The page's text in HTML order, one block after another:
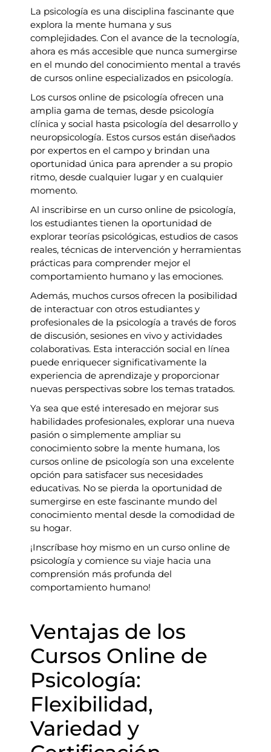
La psicología es una disciplina fascinante que
explora la mente humana y sus
complejidades. Con el avance de la tecnología,
ahora es más accesible que nunca sumergirse
en el mundo del conocimiento mental a través
de cursos online especializados en psicología.
Los cursos online de psicología ofrecen una
amplia gama de temas, desde psicología
clínica y social hasta psicología del desarrollo y
neuropsicología. Estos cursos están diseñados
por expertos en el campo y brindan una
oportunidad única para aprender a su propio
ritmo, desde cualquier lugar y en cualquier
momento.
Al inscribirse en un curso online de psicología,
los estudiantes tienen la oportunidad de
explorar teorías psicológicas, estudios de casos
reales, técnicas de intervención y herramientas
prácticas para comprender mejor el
comportamiento humano y las emociones.
Además, muchos cursos ofrecen la posibilidad
de interactuar con otros estudiantes y
profesionales de la psicología a través de foros
de discusión, sesiones en vivo y actividades
colaborativas. Esta interacción social en línea
puede enriquecer significativamente la
experiencia de aprendizaje y proporcionar
nuevas perspectivas sobre los temas tratados.
Ya sea que esté interesado en mejorar sus
habilidades profesionales, explorar una nueva
pasión o simplemente ampliar su
conocimiento sobre la mente humana, los
cursos online de psicología son una excelente
opción para satisfacer sus necesidades
educativas. No se pierda la oportunidad de
sumergirse en este fascinante mundo del
conocimiento mental desde la comodidad de
su hogar.
¡Inscríbase hoy mismo en un curso online de
psicología y comience su viaje hacia una
comprensión más profunda del
comportamiento humano!
Ventajas de los
Cursos Online de
Psicología:
Flexibilidad,
Variedad y